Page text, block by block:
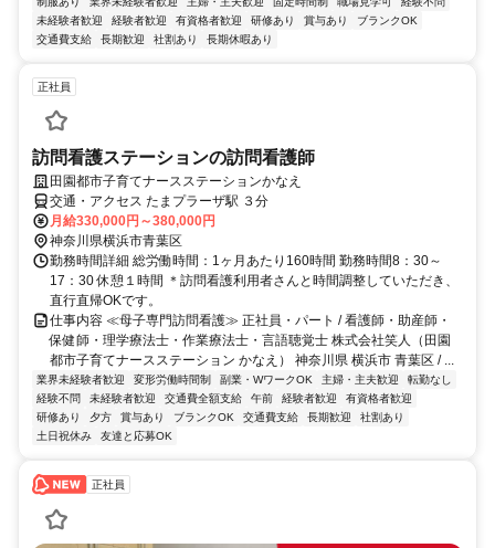
未経験者歓迎
経験者歓迎 有資格者歓迎 研修あり 賞与あり
ブランクOK
交通費支給
長期歓迎 社割あり 長期休暇あり
正社員
訪問看護ステーションの訪問看護師
田園都市子育てナースステーションかなえ
交通・アクセス たまプラーザ駅 ３分
月給330,000円～380,000円
神奈川県横浜市青葉区
勤務時間詳細 総労働時間：1ヶ月あたり160時間 勤務時間8：30～
17：30 休憩１時間 ＊訪問看護利用者さんと時間調整していただき、
直行直帰OKです。
仕事内容 ≪母子専門訪問看護≫ 正社員・パート / 看護師・助産師・
保健師・理学療法士・作業療法士・言語聴覚士 株式会社笑人（田園
都市子育てナースステーション かなえ） 神奈川県 横浜市 青葉区 / ...
業界未経験者歓迎 変形労働時間制 副業・WワークOK 主婦・主夫歓迎
転勤なし
経験不問
未経験者歓迎 交通費全額支給 午前 経験者歓迎
有資格者歓迎
研修あり
夕方 賞与あり ブランクOK 交通費支給 長期歓迎
社割あり
土日祝休み
友達と応募OK
正社員